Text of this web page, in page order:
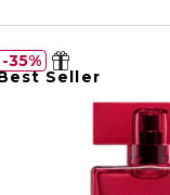
Seller
35%